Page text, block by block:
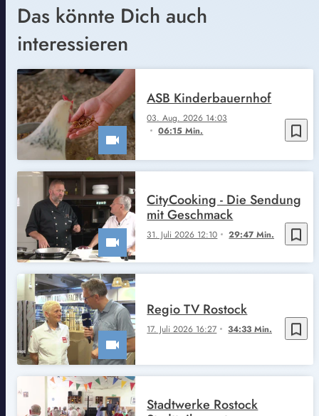
Das könnte Dich auch
interessieren
bookmark_border
03. Aug. 2026 14:03
06:15 Min.
ASB Kinderbauernhof
bookmark_border
31. Juli 2026 12:10 29:47 Min.
CityCooking - Die Sendung
mit Geschmack
bookmark_border
17. Juli 2026 16:27 34:33 Min.
Regio TV Rostock
Stadtwerke Rostock